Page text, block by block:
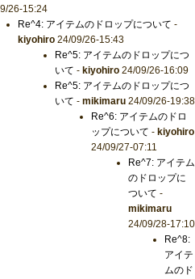
26-15:24
Re^4: アイテムのドロップについて -
kiyohiro24/09/26-15:43
Re^5: アイテムのドロップにつ
いて - kiyohiro24/09/26-16:09
Re^5: アイテムのドロップにつ
いて - mikimaru24/09/26-19:38
Re^6: アイテムのドロ
ップについて - kiyohiro
24/09/27-07:11
Re^7: アイテム
のドロップに
ついて -
mikimaru
24/09/28-17:10
Re^8:
アイテ
ムのド